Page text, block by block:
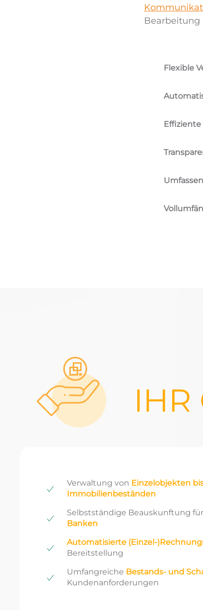
Bearbeitung
Flexible
IHR
Verwaltung von Einzelobjekten
Immobilienbeständen
Selbstständige Beauskunftung für
Banken
Automatisierte (Einzel-
Bereitstellung
Umfangreiche Bestands- und
Kundenanforderungen